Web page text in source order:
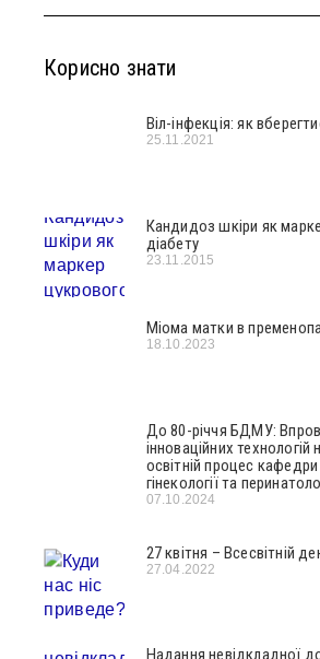
Корисно знати
Віл-інфекція: як
25.11.2021
Кандидоз шкіри як
діабету
23.11.2015
Міома матки в
18.10.2023
До 80-річчя БДМУ:
інноваційних технологій
освітній процес
гінекології та
07.10.2024
27 квітня – Всесвітній
27.04.2022
Надання невідкладної